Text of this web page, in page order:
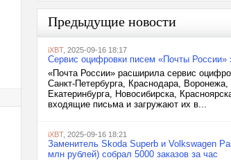
Предыдущие новости
iXBT, 2025-09-16 18:17
Сервис оцифровки писем «Почты России»
«Почта России» расширила сервис
Санкт-Петербурга, Краснодара,
Екатеринбурга, Новосибирска,
входящие письма и загружают их в...
iXBT, 2025-09-16 18:21
Заменитель Skoda Superb и Volkswagen
млн рублей) собрал 5000 заказов за час